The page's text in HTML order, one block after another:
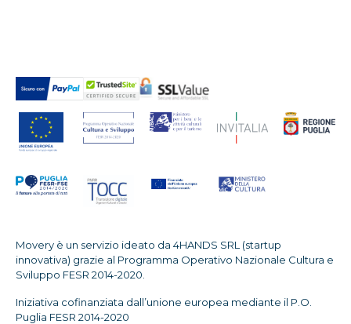
Movery è un servizio ideato da 4HANDS SRL (startup
innovativa) grazie al Programma Operativo Nazionale Cultura e
Sviluppo FESR 2014-2020.
Iniziativa cofinanziata dall’unione europea mediante il P.O.
Puglia FESR 2014-2020